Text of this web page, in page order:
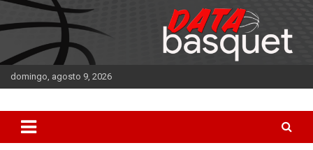
Saltar
al
contenido
domingo, agosto 9, 2026
DATA Basquet